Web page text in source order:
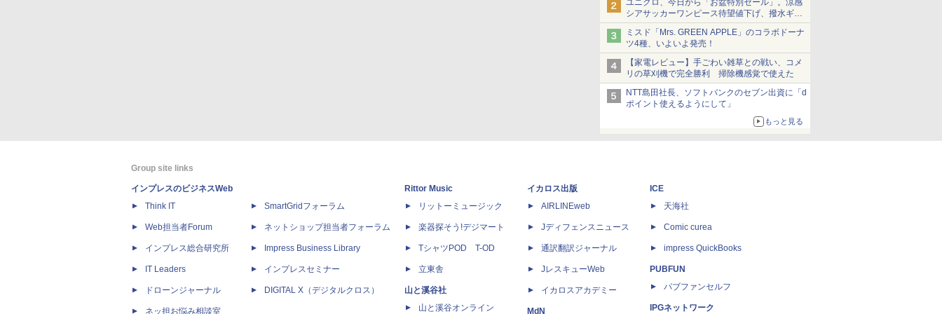
ユニクロ、今日から「お盆特別セール」。涼感
シアサッカーワンピース待望値下げ、撥水ギア
ショーツは1990円に
ミスド「Mrs. GREEN APPLE」のコラボドーナ
ツ4種、いよいよ発売！
【家電レビュー】手ごわい雑草との戦い、コメ
リの草刈機で完全勝利 掃除機感覚で使えた
NTT島田社長、ソフトバンクのセブン出資に「d
ポイント使えるようにして」
もっと見る
Group site links
インプレスのビジネスWeb
Think IT
Web担当者Forum
インプレス総合研究所
IT Leaders
ドローンジャーナル
ネッ担お悩み相談室
SmartGridフォーラム
ネットショップ担当者フォーラム
Impress Business Library
インプレスセミナー
DIGITAL X（デジタルクロス）
Rittor Music
リットーミュージック
楽器探そう!デジマート
TシャツPOD T-OD
立東舎
山と溪谷社
山と溪谷オンライン
イカロス出版
AIRLINEweb
Jディフェンスニュース
通訳翻訳ジャーナル
JレスキューWeb
イカロスアカデミー
MdN
ICE
天海社
Comic curea
impress QuickBooks
PUBFUN
パブファンセルフ
IPGネットワーク